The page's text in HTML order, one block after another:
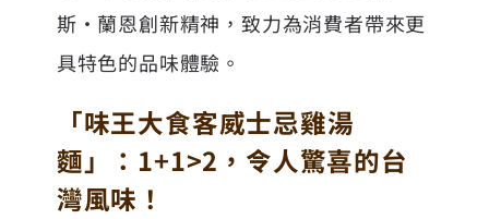
斯‧蘭恩創新精神，致力為消費者帶來更
具特色的品味體驗。
「味王大食客威士忌雞湯
麵」：1+1>2，令人驚喜的台
灣風味！